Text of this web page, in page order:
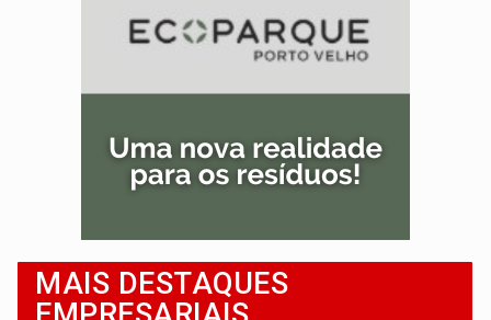
MAIS DESTAQUES